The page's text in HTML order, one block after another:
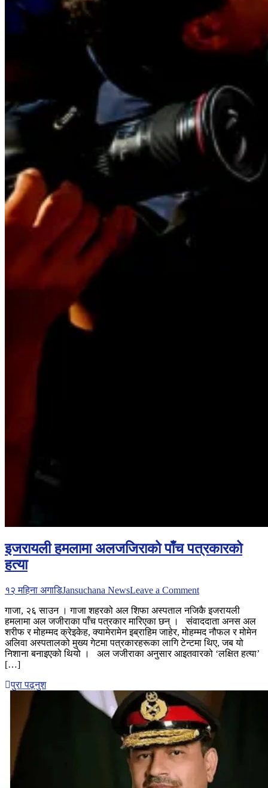
इजरायली हमलामा अलजजिराको पाँच पत्रकारको
हत्या
१२ महिना अगाडिJansuchana NewsLeave a Commenton
हमलामा
अलजजिराको
पाँच
पत्रकारको
हत्या
गाजा, २६ साउन । गाजा शहरको अल शिफा अस्पताल नजिकै इजरायली
हमलामा अल जजीराका पाँच पत्रकार मारिएका छन् । संवाददाता अनस अल
शरीफ र मोहम्मद क्रेइकेह, क्यामेरामेन इब्राहिम जाहेर, मोहम्मद नौफल र मोमेन
अलिवा अस्पतालको मुख्य गेटमा पत्रकारहरूका लागि टेन्टमा थिए, जब यो
निशाना बनाइएको थियो । अल जजीराका अनुसार आइतवारको ‘लक्षित हत्या’
[…]
पुरा पढ़नुश